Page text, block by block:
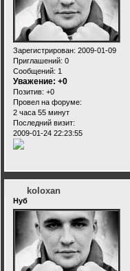
Зарегистрирован: 2009-01-09
Приглашений: 0
Сообщений: 1
Уважение: +0
Позитив: +0
Провел на форуме:
2 часа 55 минут
Последний визит:
2009-01-24 22:23:55
koloxan
Нуб